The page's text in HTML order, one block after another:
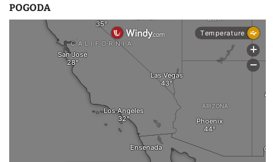
POGODA